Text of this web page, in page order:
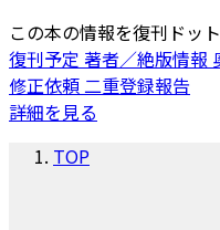
この本の情報を復刊ドッ
復刊予定 著者／絶版情報
修正依頼二重登録報告
詳細を見る
TOP